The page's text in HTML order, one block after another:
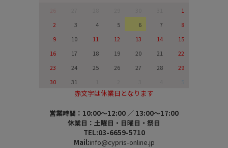
1
2
3 4 5 6 7
8
9
10 11 12 13 14
15
16
17 18 19 20 21
22
23
24 25 26 27 28
29
30
31
赤文字は休業日となります
営業時間：10:00～12:00 ／ 13:00～17:00
休業日：土曜日・日曜日・祭日
TEL:03-6659-5710
Mail:info@cypris-online.jp